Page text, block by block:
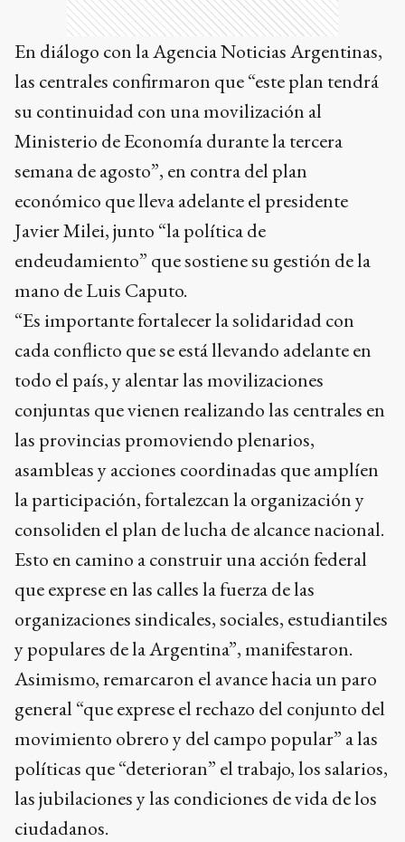
En diálogo con la Agencia Noticias Argentinas,
las centrales confirmaron que “este plan tendrá
su continuidad con una movilización al
Ministerio de Economía durante la tercera
semana de agosto”, en contra del plan
económico que lleva adelante el presidente
Javier Milei, junto “la política de
endeudamiento” que sostiene su gestión de la
mano de Luis Caputo.
“Es importante fortalecer la solidaridad con
cada conflicto que se está llevando adelante en
todo el país, y alentar las movilizaciones
conjuntas que vienen realizando las centrales en
las provincias promoviendo plenarios,
asambleas y acciones coordinadas que amplíen
la participación, fortalezcan la organización y
consoliden el plan de lucha de alcance nacional.
Esto en camino a construir una acción federal
que exprese en las calles la fuerza de las
organizaciones sindicales, sociales, estudiantiles
y populares de la Argentina”, manifestaron.
Asimismo, remarcaron el avance hacia un paro
general “que exprese el rechazo del conjunto del
movimiento obrero y del campo popular” a las
políticas que “deterioran” el trabajo, los salarios,
las jubilaciones y las condiciones de vida de los
ciudadanos.